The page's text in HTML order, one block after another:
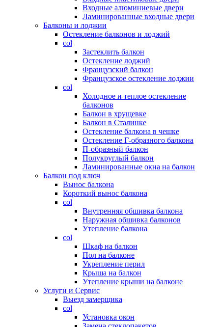
Входные алюминиевые двери
Ламинированные входные двери
Балконы и лоджии
Остекление балконов и лоджий
col
Застеклить балкон
Остекление лоджий
Французский балкон
Французское остекление лоджии
col
Холодное и теплое остекление
балконов
Балкон в хрущевке
Балкон в Сталинке
Остекление балкона в чешке
Остекление Г-образного балкона
П-образный балкон
Полукруглый балкон
Ламинированные окна на балкон
Балкон под ключ
Вынос балкона
Короткий вынос балкона
col
Внутренняя обшивка балкона
Наружная обшивка балконов
Утепление балкона
col
Шкаф на балкон
Пол на балконе
Укрепление перил
Крыша на балкон
Утепление крыши на балконе
Услуги и Сервис
Выезд замерщика
col
Установка окон